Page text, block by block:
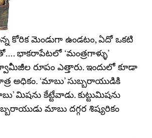
కోరిక మెండుగా ఉండటం, ఏదో ఒకటి
భాకరాపేటలో ‘మంత్రగాళ్ళు’
రూపం ఎత్తారు. ఇందులో కూడా
అధికం. ‘మాబు’ సుబ్బరాయుడికి
మిషను కేట్టేవాడు. కుట్టుమిషను
మాబు దగ్గర శిష్యరికం